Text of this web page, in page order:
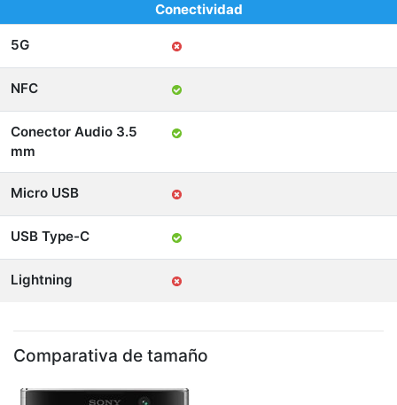
Conectividad
5G
NFC
Conector Audio 3.5
mm
Micro USB
USB Type-C
Lightning
Comparativa de tamaño